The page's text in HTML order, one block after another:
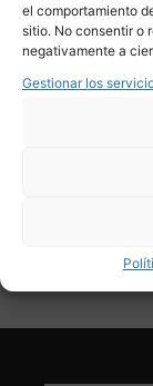
el comportamiento
sitio. No consentir o
negativamente a
Gestionar los
Lámpara de
vidrio, La
– Francia